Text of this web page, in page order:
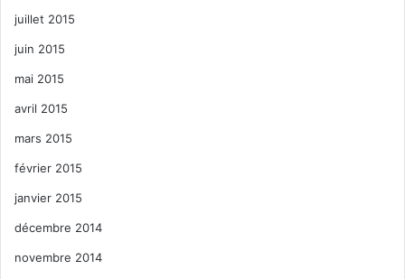
juillet 2015
juin 2015
mai 2015
avril 2015
mars 2015
février 2015
janvier 2015
décembre 2014
novembre 2014